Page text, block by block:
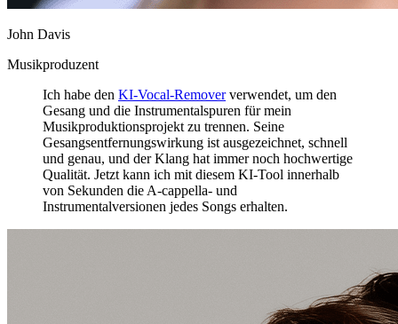
John Davis
Musikproduzent
Ich habe den KI-Vocal-Remoververwendet, um den
Gesang und die Instrumentalspuren für mein
Musikproduktionsprojekt zu trennen. Seine
Gesangsentfernungswirkung ist ausgezeichnet, schnell
und genau, und der Klang hat immer noch hochwertige
Qualität. Jetzt kann ich mit diesem KI-Tool innerhalb
von Sekunden die A-cappella- und
Instrumentalversionen jedes Songs erhalten.